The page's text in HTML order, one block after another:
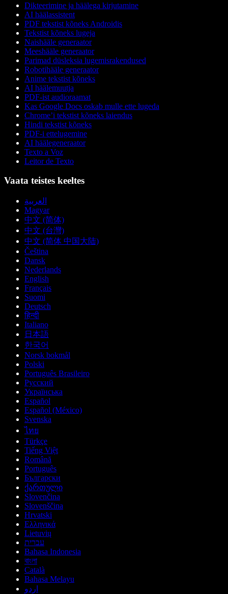
Dikteerimine ja häälega kirjutamine
AI häälassistent
PDF tekstist kõneks Androidis
Tekstist kõneks lugeja
Naishääle generaator
Meeshääle generaator
Parimad düsleksia lugemisrakendused
Robotihääle generaator
Anime tekstist kõneks
AI häälemuutja
PDF-ist audioraamat
Kas Google Docs oskab mulle ette lugeda
Chrome’i tekstist kõneks laiendus
Hindi tekstist kõneks
PDF-i ettelugemine
AI häälegeneraator
Texto a Voz
Leitor de Texto
Vaata teistes keeltes
العربية
Magyar
中文 (简体)
中文 (台灣)
中文 (简体 中国大陆)
Čeština
Dansk
Nederlands
English
Français
Suomi
Deutsch
हिन्दी
Italiano
日本語
한국어
Norsk bokmål
Polski
Português Brasileiro
Русский
Українська
Español
Español (México)
Svenska
ไทย
Türkçe
Tiếng Việt
Română
Português
Български
ქართული
Slovenčina
Slovenščina
Hrvatski
Ελληνικά
Lietuvių
עברית
Bahasa Indonesia
বাংলা
Català
Bahasa Melayu
اردو